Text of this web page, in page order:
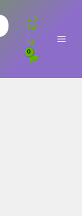
Co
su
l
M
eu